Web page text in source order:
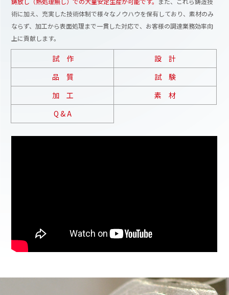
術に加え、充実した技術体制で様々なノウハウを保有しており、素材のみ
ならず、加工から表面処理まで一貫した対応で、お客様の調達業務効率向
上に貢献します。
試 作
設 計
品 質
試 験
加 工
素 材
Q & A